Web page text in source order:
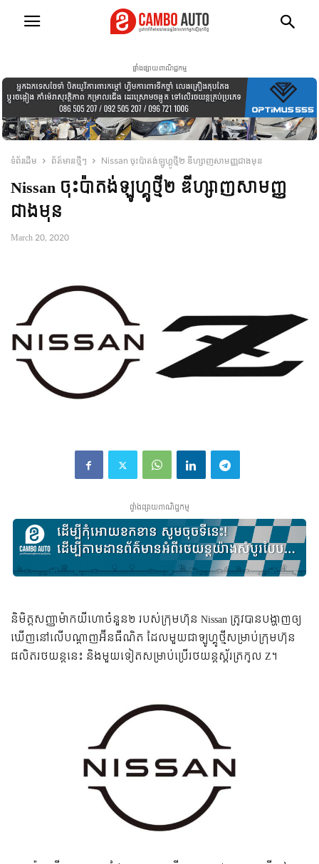
ផ្ទាំងផ្សាយពាណិជ្ជកម្ម
ទំព័រដើម ព័ត៍មានថ្មីៗ Nissan ចុះប៉ាតង់ឡូហ្គូថ្មី២ ឌីហ្សាញសាមញ្ញជាងមុន
Nissan ចុះប៉ាតង់ឡូហ្គូថ្មី២ ឌីហ្សាញសាមញ្ញ
ជាងមុន
March 20, 2020
ផ្ទាំងផ្សាយពាណិជ្ជកម្ម
និមិត្តសញ្ញាម៉ាកយីហោចំនួន២ របស់ក្រុមហ៊ុន Nissan ត្រូវបានបង្ហាញឲ្យ
ឃើញនៅលើបណ្តាញអ៊ីនធឺណិត ដែលមួយជាឡូហ្គូថ្មីសម្រាប់ក្រុមហ៊ុន
ផលិតរថយន្តនេះ និងមួយទៀតសម្រាប់ប្រើរថយន្តស្ព័រត្រកូល Z។